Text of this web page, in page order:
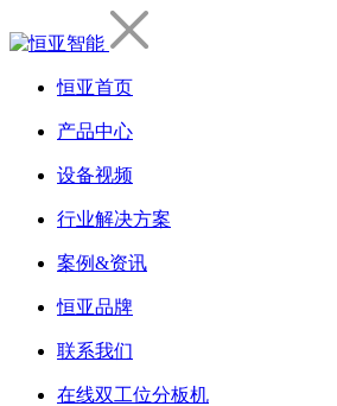
恒亚首页
产品中心
设备视频
行业解决方案
案例&资讯
恒亚品牌
联系我们
在线双工位分板机